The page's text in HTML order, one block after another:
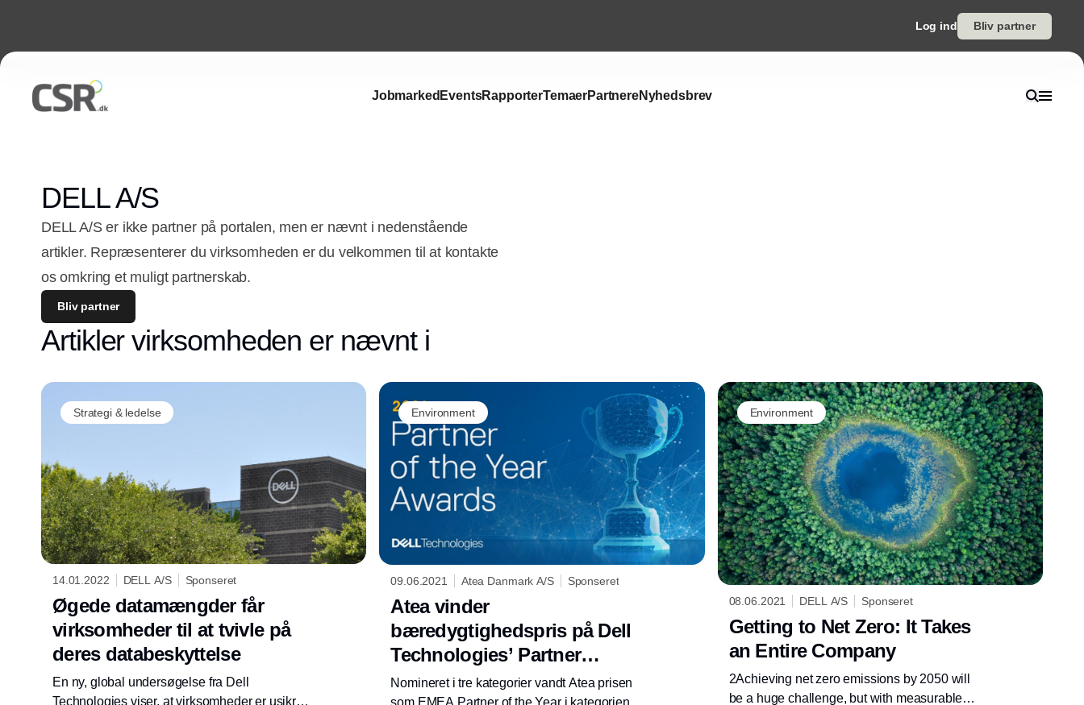
Log ind Bliv partner
Jobmarked EventsRapporterTemaerPartnereNyhedsbrev
DELL A/S
DELL A/S er ikke partner på portalen, men er nævnt i nedenstående
artikler. Repræsenterer du virksomheden er du velkommen til at kontakte
os omkring et muligt partnerskab.
Bliv partner
Artikler virksomheden er nævnt i
Strategi & ledelse
14.01.2022 DELL A/S Sponseret
Øgede datamængder får
virksomheder til at tvivle på
deres databeskyttelse
En ny, global undersøgelse fra Dell
Technologies viser, at virksomheder er usikre
Environment
09.06.2021 Atea Danmark A/S Sponseret
Atea vinder
bæredygtighedspris på Dell
Technologies’ Partner
Summit
Nomineret i tre kategorier vandt Atea prisen
som EMEA Partner of the Year i kategorien
Environment
08.06.2021 DELL A/S Sponseret
Getting to Net Zero: It Takes
an Entire Company
2Achieving net zero emissions by 2050 will
be a huge challenge, but with measurable